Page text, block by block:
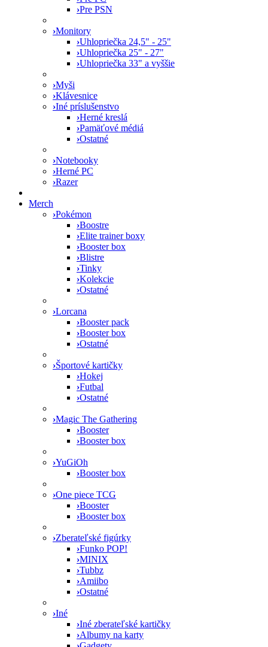
›Pre PSN
›Monitory
›Uhlopriečka 24,5" - 25"
›Uhlopriečka 25" - 27"
›Uhlopriečka 33" a vyššie
›Myši
›Klávesnice
›Iné príslušenstvo
›Herné kreslá
›Pamäťové médiá
›Ostatné
›Notebooky
›Herné PC
›Razer
Merch
›Pokémon
›Boostre
›Elite trainer boxy
›Booster box
›Blistre
›Tinky
›Kolekcie
›Ostatné
›Lorcana
›Booster pack
›Booster box
›Ostatné
›Športové kartičky
›Hokej
›Futbal
›Ostatné
›Magic The Gathering
›Booster
›Booster box
›YuGiOh
›Booster box
›One piece TCG
›Booster
›Booster box
›Zberateľské figúrky
›Funko POP!
›MINIX
›Tubbz
›Amiibo
›Ostatné
›Iné
›Iné zberateľské kartičky
›Albumy na karty